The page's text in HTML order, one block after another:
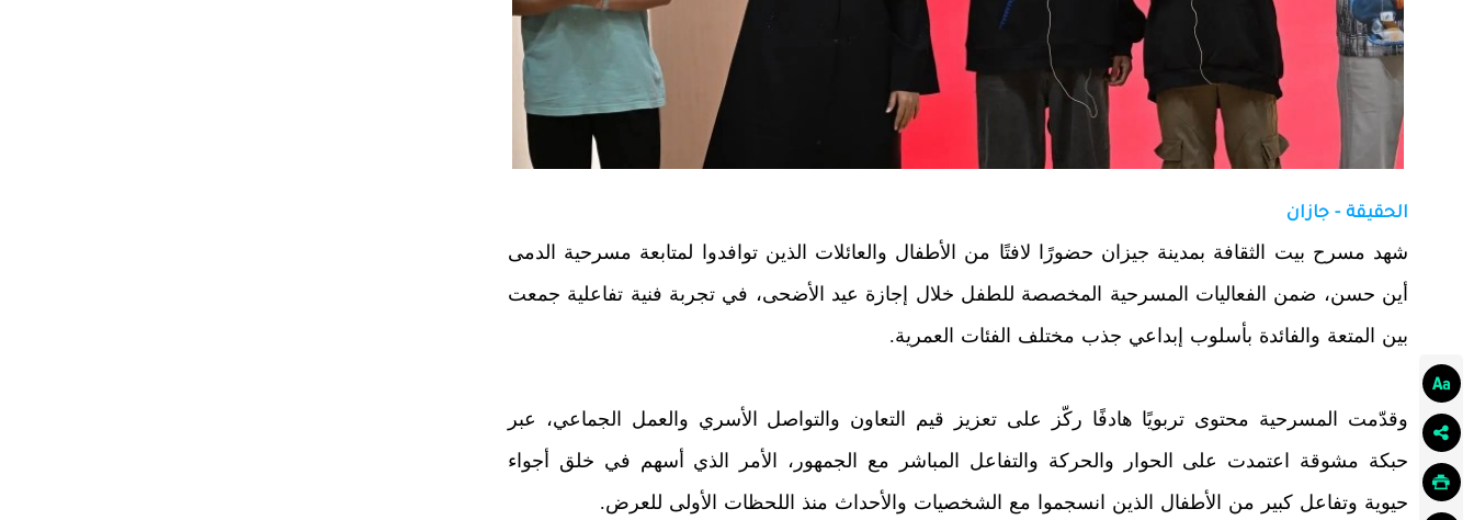
الحقيقة - جازان
شهد مسرح بيت الثقافة بمدينة جيزان حضورًا لافتًا من الأطفال والعائلات الذين توافدوا لمتابعة مسرحية الدمى
أين حسن، ضمن الفعاليات المسرحية المخصصة للطفل خلال إجازة عيد الأضحى، في تجربة فنية تفاعلية جمعت
بين المتعة والفائدة بأسلوب إبداعي جذب مختلف الفئات العمرية.
وقدّمت المسرحية محتوى تربويًا هادفًا ركّز على تعزيز قيم التعاون والتواصل الأسري والعمل الجماعي، عبر
حبكة مشوقة اعتمدت على الحوار والحركة والتفاعل المباشر مع الجمهور، الأمر الذي أسهم في خلق أجواء
حيوية وتفاعل كبير من الأطفال الذين انسجموا مع الشخصيات والأحداث منذ اللحظات الأولى للعرض.